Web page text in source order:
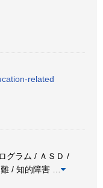
related
グラム / ＡＳＤ /
/ 知的障害